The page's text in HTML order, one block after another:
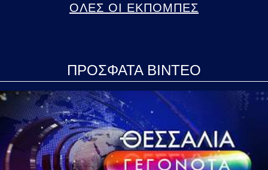
ΟΛΕΣ ΟΙ ΕΚΠΟΜΠΕΣ
ΠΡΟΣΦΑΤΑ ΒΙΝΤΕΟ